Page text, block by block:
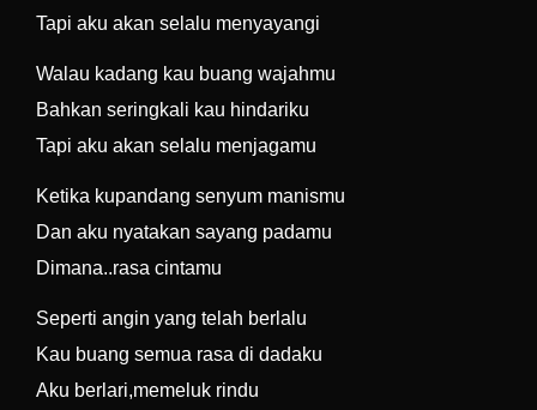
Tapi aku akan selalu menyayangi
Walau kadang kau buang wajahmu
Bahkan seringkali kau hindariku
Tapi aku akan selalu menjagamu
Ketika kupandang senyum manismu
Dan aku nyatakan sayang padamu
Dimana..rasa cintamu
Seperti angin yang telah berlalu
Kau buang semua rasa di dadaku
Aku berlari,memeluk rindu